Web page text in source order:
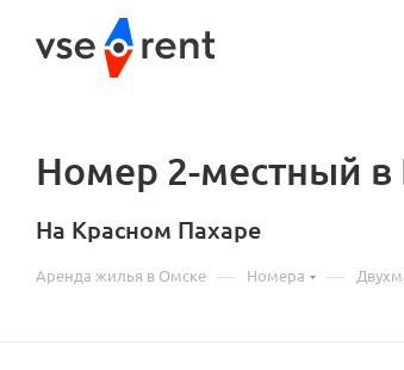
Номер 2-местный в
На Красном Пахаре
Аренда жилья в Омске — Номера —